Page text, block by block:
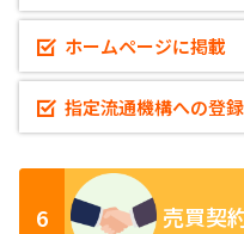
ホームページに掲載
指定流通機構への登録
6 売買契